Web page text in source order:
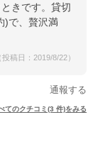
きです。貸切
)で、贅沢満
稿日：2019/8/22）
通報する
てのクチコミ(3 件)をみる